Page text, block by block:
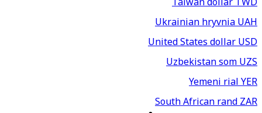
Ukrainian hryvniaUAH
United States dollarUSD
Uzbekistan somUZS
Yemeni rialYER
South African randZAR